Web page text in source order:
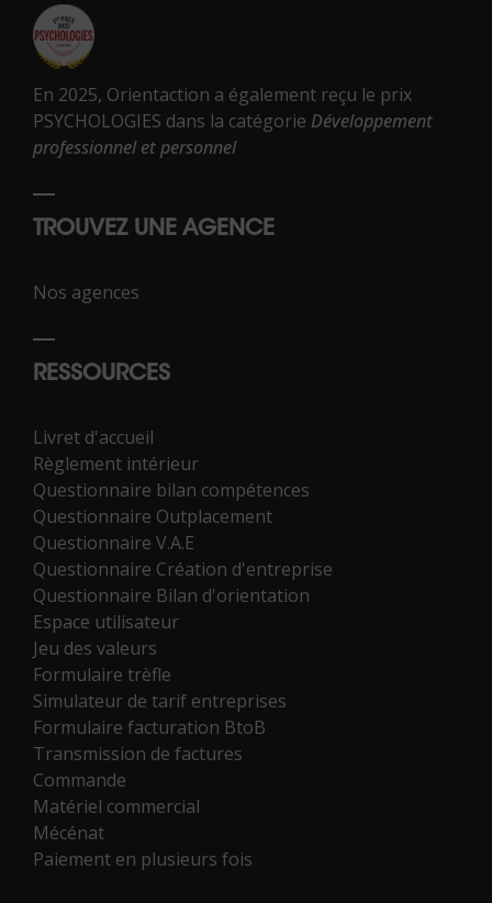
En 2025, Orientaction a également reçu le prix
PSYCHOLOGIES dans la catégorie Développement
professionnel et personnel
TROUVEZ UNE AGENCE
Nos agences
RESSOURCES
Livret d'accueil
Règlement intérieur
Questionnaire bilan compétences
Questionnaire Outplacement
Questionnaire V.A.E
Questionnaire Création d'entreprise
Questionnaire Bilan d'orientation
Espace utilisateur
Jeu des valeurs
Formulaire trèfle
Simulateur de tarif entreprises
Formulaire facturation BtoB
Transmission de factures
Commande
Matériel commercial
Mécénat
Paiement en plusieurs fois
02 43 72 25 88 *